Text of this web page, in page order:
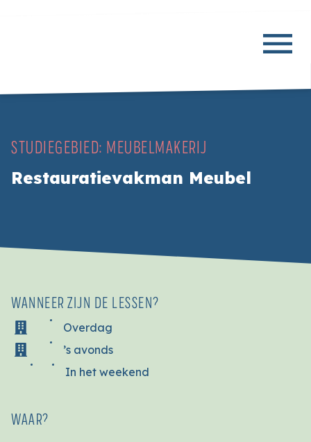
STUDIEGEBIED: MEUBELMAKERIJ
Restauratievakman Meubel
WANNEER ZIJN DE LESSEN?
Overdag
’s avonds
In het weekend
WAAR?